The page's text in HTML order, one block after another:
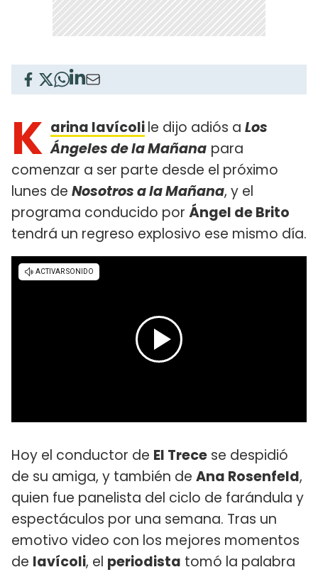
K arina Iavícolile dijo adiós a Los
Ángeles de la Mañana para
comenzar a ser parte desde el próximo
lunes de Nosotros a la Mañana, y el
programa conducido por Ángel de Brito
tendrá un regreso explosivo ese mismo día.
Hoy el conductor de El Trece se despidió
de su amiga, y también de Ana Rosenfeld,
quien fue panelista del ciclo de farándula y
espectáculos por una semana. Tras un
emotivo video con los mejores momentos
de Iavícoli, el periodista tomó la palabra